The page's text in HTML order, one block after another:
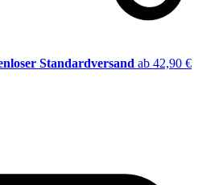
Standardversand ab 42,90 €